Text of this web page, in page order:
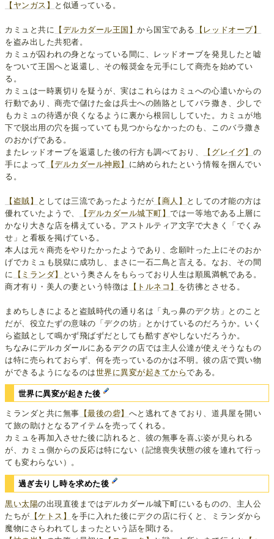
【ヤンガス】
と似通っている。
カミュと共に 【デルカダール王国】から国宝である
【レッドオーブ】
を盗み出した共犯者。
カミュが囚われの身となっている間に、レッドオーブを発見したと嘘
をついて王国へと返還し、その報奨金を元手にして商売を始めてい
る。
カミュは一時裏切りを疑うが、実はこれらはカミュへの心遣いからの
行動であり、商売で儲けた金は兵士への賄賂としてバラ撒き、少しで
もカミュの待遇が良くなるように裏から根回ししていた。カミュが地
下で脱出用の穴を掘っていても見つからなかったのも、このバラ撒き
のおかげである。
またレッドオーブを返還した後の行方も調べており、
【グレイグ】 の
手によって
【デルカダール神殿】 に納められたという情報を掴んでい
る。
【盗賊】 としては三流であったようだが 【商人】
としての才能の方は
優れていたようで、
【デルカダール城下町】では一等地である上層に
かなり大きな店を構えている。アストルティア文字で大きく「でくみ
せ」と看板を掲げている。
本人は元々商売をやりたかったようであり、念願叶った上にそのおか
げでカミュも脱獄に成功し、まさに一石二鳥と言える。なお、その間
に
【ミランダ】
という奥さんをもらっており人生は順風満帆である。
商才有り・美人の妻という特徴は
【トルネコ】 を彷彿とさせる。
まめちしきによると盗賊時代の通り名は「丸っ鼻のデク坊」とのこと
だが、役立たずの意味の「デクの坊」とかけているのだろうか。いく
ら盗賊として鳴かず飛ばずだとしても酷すぎやしないだろうか。
ちなみにデルカダールにあるデクの店では主人公達が使えそうなもの
は特に売られておらず、何を売っているのかは不明。彼の店で買い物
ができるようになるのは世界に異変が起きてからである。
世界に異変が起きた後
ミランダと共に無事 【最後の砦】 へと逃れてきており、道具屋を開い
て旅の助けとなるアイテムを売ってくれる。
カミュを再加入させた後に訪れると、彼の無事を喜ぶ姿が見られる
が、カミュ側からの反応は特にない（記憶喪失状態の彼を連れて行っ
ても変わらない）。
過ぎ去りし時を求めた後
黒い太陽の出現直後まではデルカダール城下町にいるものの、主人公
たちが 【ケトス】 を手に入れた後にデクの店に行くと、ミランダから
魔物にさらわれてしまったという話を聞ける。